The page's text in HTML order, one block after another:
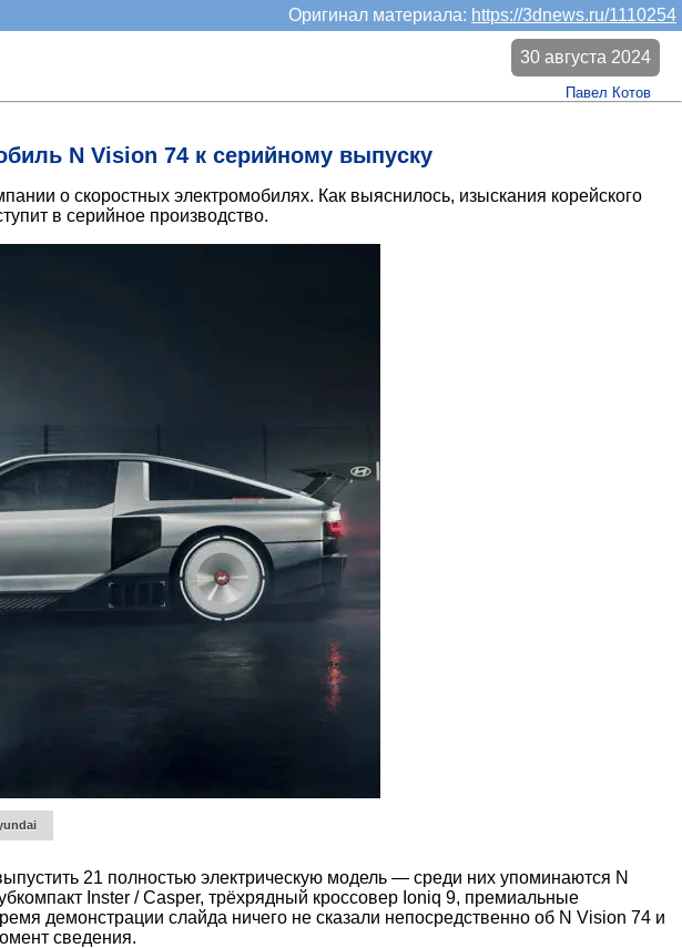
Оригинал материала: https://3dnews.ru/1110254
N Vision 74 к серийному выпуску
30 августа 2024
Павел Котов
о скоростных электромобилях. Как выяснилось, изыскания корейского
в серийное производство.
21 полностью электрическую модель — среди них упоминаются N
Inster / Casper, трёхрядный кроссовер Ioniq 9, премиальные
демонстрации слайда ничего не сказали непосредственно об N Vision 74 и
сведения.